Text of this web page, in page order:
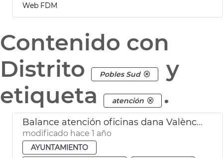
Web FDM
Contenido con
Distrito
Pobles Sud
y
etiqueta
atención .
Balance atención oficinas dana València
modificado hace 1 año
AYUNTAMIENTO